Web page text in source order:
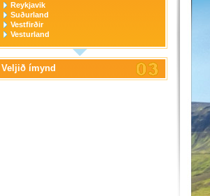
Reykjavik
Suðurland
Vestfirðir
Vesturland
Veljið ímynd